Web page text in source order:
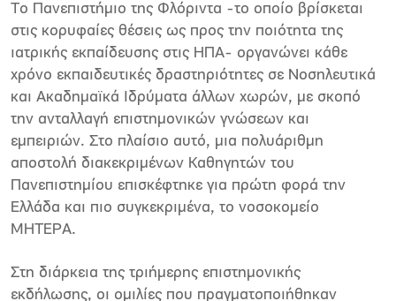
Το Πανεπιστήμιο της Φλόριντα -το οποίο βρίσκεται
στις κορυφαίες θέσεις ως προς την ποιότητα της
ιατρικής εκπαίδευσης στις ΗΠΑ- οργανώνει κάθε
χρόνο εκπαιδευτικές δραστηριότητες σε Νοσηλευτικά
και Ακαδημαϊκά Ιδρύματα άλλων χωρών, με σκοπό
την ανταλλαγή επιστημονικών γνώσεων και
εμπειριών. Στο πλαίσιο αυτό, μια πολυάριθμη
αποστολή διακεκριμένων Καθηγητών του
Πανεπιστημίου επισκέφτηκε για πρώτη φορά την
Ελλάδα και πιο συγκεκριμένα, το νοσοκομείο
ΜΗΤΕΡΑ.
Στη διάρκεια της τριήμερης επιστημονικής
εκδήλωσης, οι ομιλίες που πραγματοποιήθηκαν